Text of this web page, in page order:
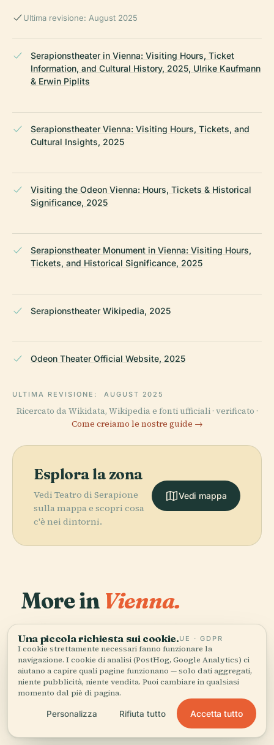
Ultima revisione: August 2025
Serapionstheater in Vienna: Visiting Hours, Ticket
Information, and Cultural History, 2025, Ulrike Kaufmann
& Erwin Piplits
Serapionstheater Vienna: Visiting Hours, Tickets, and
Cultural Insights, 2025
Visiting the Odeon Vienna: Hours, Tickets & Historical
Significance, 2025
Serapionstheater Monument in Vienna: Visiting Hours,
Tickets, and Historical Significance, 2025
Serapionstheater Wikipedia, 2025
Odeon Theater Official Website, 2025
ULTIMA REVISIONE: AUGUST 2025
Ricercato da Wikidata, Wikipedia e fonti ufficiali · verificato ·
Come creiamo le nostre guide →
Esplora la zona
Vedi Teatro di Serapione
sulla mappa e scopri cosa
c'è nei dintorni.
Vedi mappa
More in Vienna.
518 luoghi da scoprire — alcuni da abbinare.
PLACE
Kunsthistorisches
Museum
PLACE
Wiener
Staatsoper
PLACE
Hofburg
PLACE
Castello di
Schönbrunn
Tutti i 518 luoghi di Vienna
Una piccola richiesta sui cookie.UE · GDPR
I cookie strettamente necessari fanno funzionare la
navigazione. I cookie di analisi (PostHog, Google Analytics) ci
aiutano a capire quali pagine funzionano — solo dati aggregati,
niente pubblicità, niente vendita. Puoi cambiare in qualsiasi
momento dal piè di pagina.
Personalizza Rifiuta tutto Accetta tutto